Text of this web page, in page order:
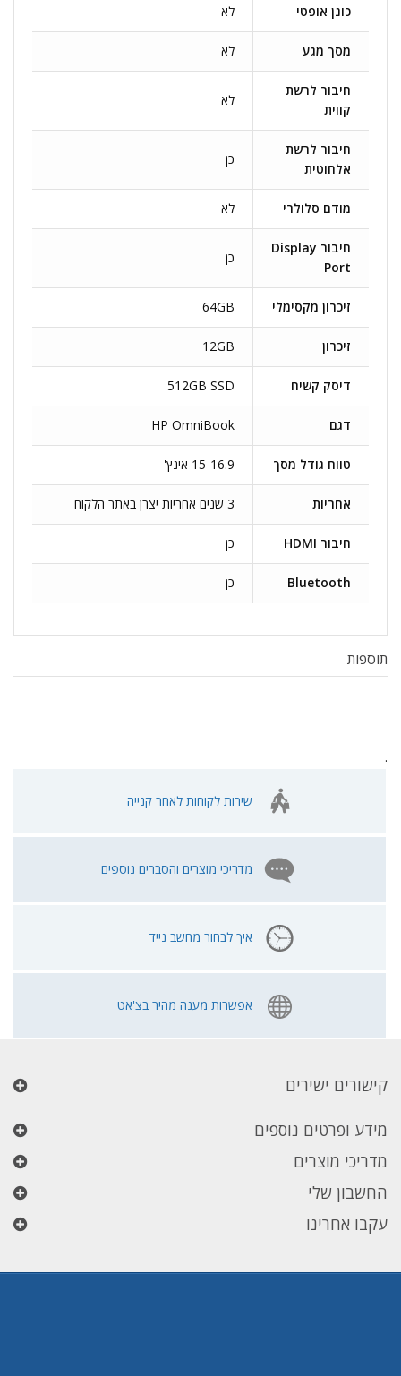
כונן אופטי לא
מסך מגע לא
חיבור לרשת
קווית
לא
חיבור לרשת
אלחוטית
כן
מודם סלולרי לא
חיבור Display
Port
כן
זיכרון מקסימלי 64GB
זיכרון 12GB
דיסק קשיח 512GB SSD
דגם HP OmniBook
טווח גודל מסך 15-16.9 אינץ'
אחריות 3 שנים אחריות יצרן באתר הלקוח
חיבור HDMI כן
Bluetooth כן
תוספות
.
שירות לקוחות לאחר קנייה
מדריכי מוצרים והסברים נוספים
איך לבחור מחשב נייד
אפשרות מענה מהיר בצ'אט
קישורים ישירים
מידע ופרטים נוספים
מדריכי מוצרים
החשבון שלי
עקבו אחרינו